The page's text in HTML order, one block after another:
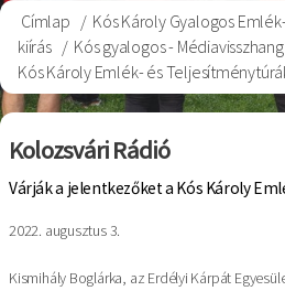
Morzsa
Címlap
Kós Károly Gyalogos
kiírás
Kós gyalogos - Médiavisszhang
Kós Károly Emlék- és
Kolozsvári Rádió
Várják a jelentkezőket a Kós Károly
2022. augusztus 3.
Kismihály Boglárka, az Erdélyi Kárpát